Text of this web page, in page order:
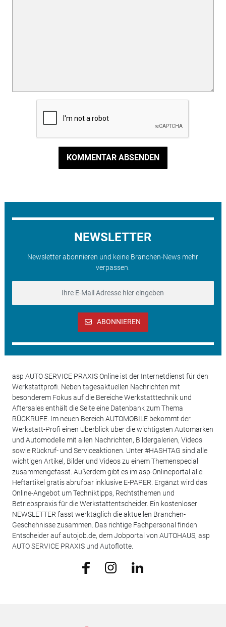
KOMMENTAR ABSENDEN
NEWSLETTER
Newsletter abonnieren und keine Branchen-News mehr
verpassen.
ABONNIEREN
asp AUTO SERVICE PRAXIS Online ist der Internetdienst für den
Werkstattprofi. Neben tagesaktuellen Nachrichten mit
besonderem Fokus auf die Bereiche Werkstatttechnik und
Aftersales enthält die Seite eine Datenbank zum Thema
RÜCKRUFE. Im neuen Bereich AUTOMOBILE bekommt der
Werkstatt-Profi einen Überblick über die wichtigsten Automarken
und Automodelle mit allen Nachrichten, Bildergalerien, Videos
sowie Rückruf- und Serviceaktionen. Unter #HASHTAG sind alle
wichtigen Artikel, Bilder und Videos zu einem Themenspecial
zusammengefasst. Außerdem gibt es im asp-Onlineportal alle
Heftartikel gratis abrufbar inklusive E-PAPER. Ergänzt wird das
Online-Angebot um Techniktipps, Rechtsthemen und
Betriebspraxis für die Werkstattentscheider. Ein kostenloser
NEWSLETTER fasst werktäglich die aktuellen Branchen-
Geschehnisse zusammen. Das richtige Fachpersonal finden
Entscheider auf autojob.de, dem Jobportal von AUTOHAUS, asp
AUTO SERVICE PRAXIS und Autoflotte.